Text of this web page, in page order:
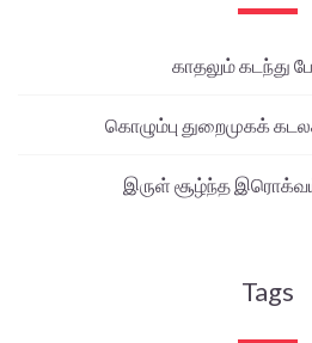
காதலும் கடந்து
கொழும்பு துறைமுகக்
இருள் சூழ்ந்த இரொக்வய்
Tags